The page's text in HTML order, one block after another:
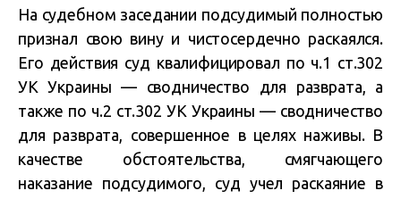
На судебном заседании подсудимый полностью
признал свою вину и чистосердечно раскаялся.
Его действия суд квалифицировал по ч.1 ст.302
УК Украины — сводничество для разврата, а
также по ч.2 ст.302 УК Украины — сводничество
для разврата, совершенное в целях наживы. В
качестве обстоятельства, смягчающего
наказание подсудимого, суд учел раскаяние в